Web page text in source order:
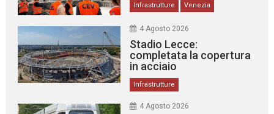
Infrastrutture Venezia
4 Agosto 2026
Stadio Lecce:
completata la copertura
in acciaio
Infrastrutture
4 Agosto 2026